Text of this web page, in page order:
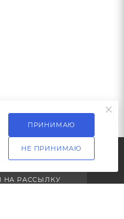
НА РАССЫЛКУ
ПРИНИМАЮ
НЕ ПРИНИМАЮ